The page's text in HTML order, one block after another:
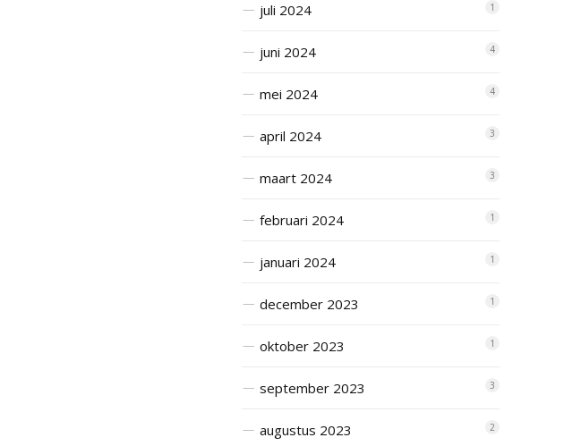
juli 2024 1
juni 2024 4
mei 2024 4
april 2024 3
maart 2024 3
februari 2024 1
januari 2024 1
december 2023 1
oktober 2023 1
september 2023 3
augustus 2023 2